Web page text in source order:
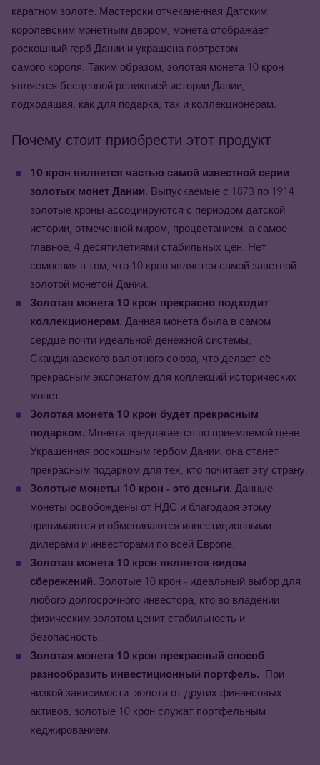
каратном золоте. Мастерски отчеканенная Датским
королевским монетным двором, монета отображает
роскошный герб Дании и украшена портретом
самого короля. Таким образом, золотая монета 10 крон
является бесценной реликвией истории Дании,
подходящая, как для подарка, так и коллекционерам.
Почему стоит приобрести этот продукт
10 крон является частью самой известной серии
золотых монет Дании. Выпускаемые с 1873 по 1914
золотые кроны ассоциируются с периодом датской
истории, отмеченной миром, процветанием, а самое
главное, 4 десятилетиями стабильных цен. Нет
сомнения в том, что 10 крон является самой заветной
золотой монетой Дании.
Золотая монета 10 крон прекрасно подходит
коллекционерам. Данная монета была в самом
сердце почти идеальной денежной системы,
Скандинавского валютного союза, что делает её
прекрасным экспонатом для коллекций исторических
монет.
Золотая монета 10 крон будет прекрасным
подарком. Монета предлагается по приемлемой цене.
Украшенная роскошным гербом Дании, она станет
прекрасным подарком для тех, кто почитает эту страну.
Золотые монеты 10 крон - это деньги. Данные
монеты освобождены от НДС и благодаря этому
принимаются и обмениваются инвестиционными
дилерами и инвесторами по всей Европе.
Золотая монета 10 крон является видом
сбережений. Золотые 10 крон - идеальный выбор для
любого долгосрочного инвестора, кто во владении
физическим золотом ценит стабильность и
безопасность.
Золотая монета 10 крон прекрасный способ
разнообразить инвестиционный портфель. При
низкой зависимости золота от других финансовых
активов, золотые 10 крон служат портфельным
хеджированием.